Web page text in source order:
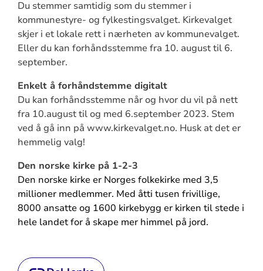
Du stemmer samtidig som du stemmer i
kommunestyre- og fylkestingsvalget. Kirkevalget
skjer i et lokale rett i nærheten av kommunevalget.
Eller du kan forhåndsstemme fra 10. august til 6.
september.
Enkelt å forhåndstemme digitalt
Du kan forhåndsstemme når og hvor du vil på nett
fra 10.august til og med 6.september 2023. Stem
ved å gå inn på www.kirkevalget.no. Husk at det er
hemmelig valg!
Den norske kirke på 1-2-3
Den norske kirke er Norges folkekirke med 3,5
millioner medlemmer. Med åtti tusen frivillige,
8000 ansatte og 1600 kirkebygg er kirken til stede i
hele landet for å skape mer himmel på jord.